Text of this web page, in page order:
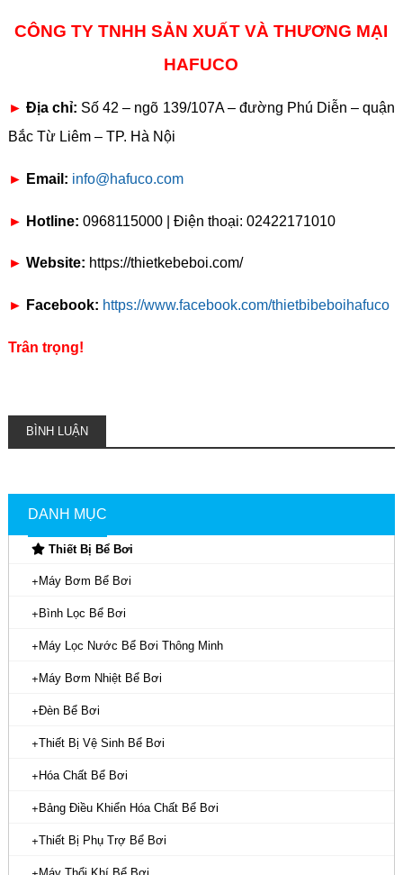
CÔNG TY TNHH SẢN XUẤT VÀ THƯƠNG MẠI
HAFUCO
► Địa chỉ: Số 42 – ngõ 139/107A – đường Phú Diễn – quận
Bắc Từ Liêm – TP. Hà Nội
► Email: info@hafuco.com
► Hotline: 0968115000 | Điện thoại: 02422171010
► Website: https://thietkebeboi.com/
► Facebook: https://www.facebook.com/thietbibeboihafuco
Trân trọng!
BÌNH LUẬN
DANH MỤC
Thiết Bị Bể Bơi
Máy Bơm Bể Bơi
Bình Lọc Bể Bơi
Máy Lọc Nước Bể Bơi Thông Minh
Máy Bơm Nhiệt Bể Bơi
Đèn Bể Bơi
Thiết Bị Vệ Sinh Bể Bơi
Hóa Chất Bể Bơi
Bảng Điều Khiển Hóa Chất Bể Bơi
Thiết Bị Phụ Trợ Bể Bơi